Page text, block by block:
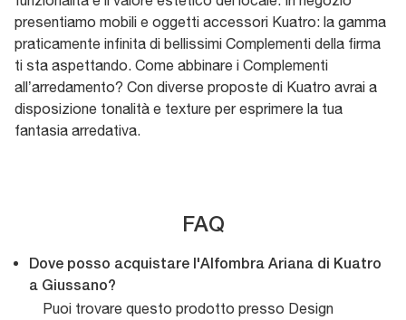
presentiamo mobili e oggetti accessori Kuatro: la gamma
praticamente infinita di bellissimi Complementi della firma
ti sta aspettando. Come abbinare i Complementi
all’arredamento? Con diverse proposte di Kuatro avrai a
disposizione tonalità e texture per esprimere la tua
fantasia arredativa.
FAQ
Dove posso acquistare l'Alfombra Ariana di Kuatro
a Giussano?
Puoi trovare questo prodotto presso Design